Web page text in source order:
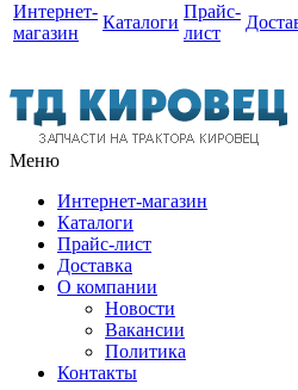
Интернет-
магазин
Каталоги
Прайс-
лист
Меню
Интернет-магазин
Каталоги
Прайс-лист
Доставка
О компании
Новости
Вакансии
Политика
Контакты